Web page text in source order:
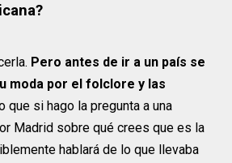
Pero antes de ir a un país se
moda por el folclore y las
que si hago la pregunta a una
Madrid sobre qué crees que es la
hablará de lo que llevaba